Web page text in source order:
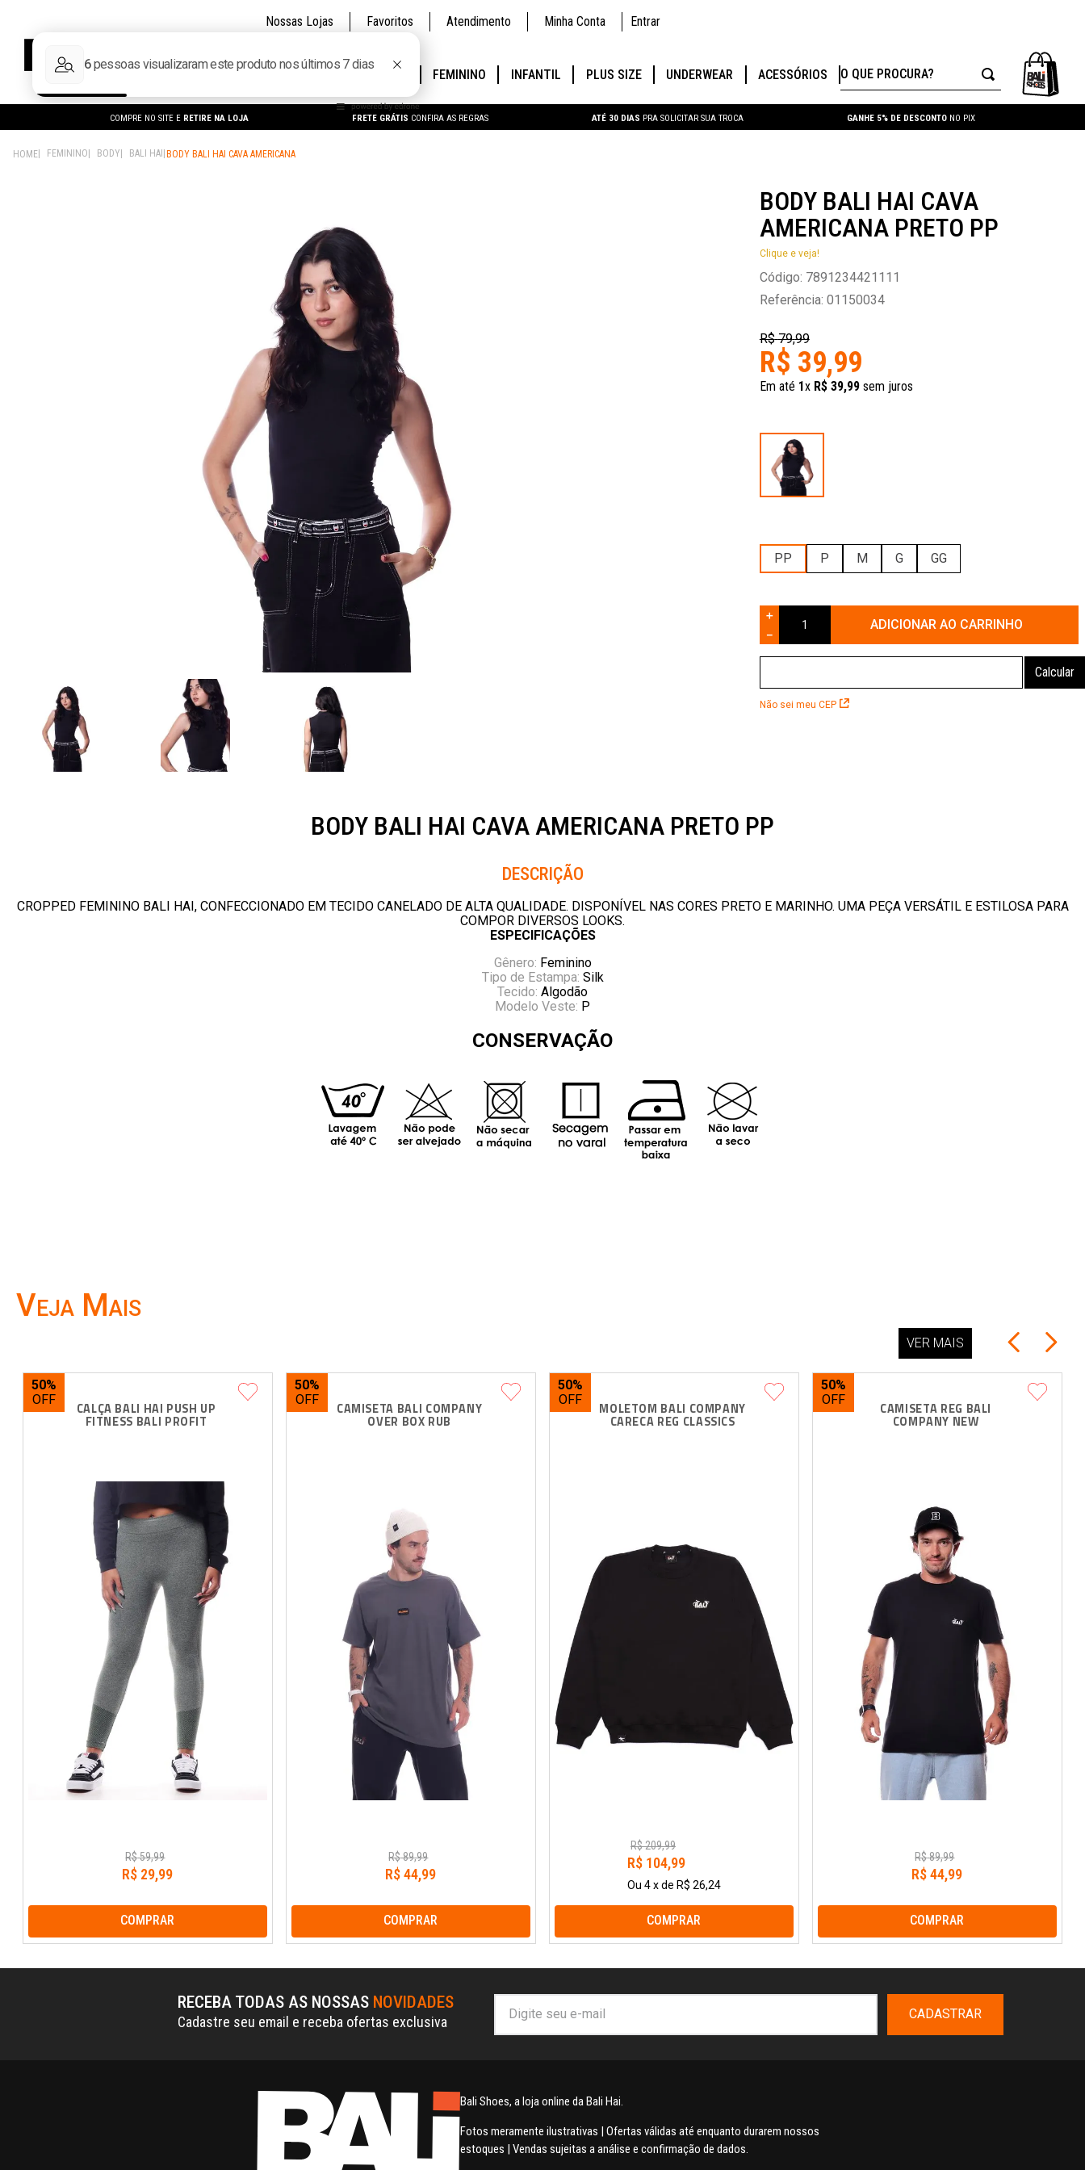
Nossas Lojas Favoritos Atendimento Minha Conta Entrar
FEMININO INFANTIL PLUS SIZE UNDERWEAR ACESSÓRIOS
O QUE PROCURA?
COMPRE NO SITE E RETIRE NA LOJA FRETE GRÁTIS CONFIRA AS REGRAS ATÉ 30 DIAS PRA SOLICITAR SUA TROCA GANHE 5% DE DESCONTO NO PIX
FEMININO BODY BALI HAI BODY BALI HAI CAVA AMERICANA
BODY BALI HAI CAVA
AMERICANA PRETO PP
Clique e veja!
Código: 7891234421111
Referência: 01150034
R$ 79,99
R$ 39,99
Em até 1x R$ 39,99sem juros
PP P M G GG
＋
－
ADICIONAR AO CARRINHO
Não sei meu CEP
BODY BALI HAI CAVA AMERICANA PRETO PP
Descrição
CROPPED FEMININO BALI HAI, CONFECCIONADO EM TECIDO CANELADO DE ALTA QUALIDADE. DISPONÍVEL NAS CORES PRETO E MARINHO. UMA PEÇA VERSÁTIL E ESTILOSA PARA
COMPOR DIVERSOS LOOKS.
ESPECIFICAÇÕES
Gênero: Feminino
Tipo de Estampa: Silk
Tecido: Algodão
Modelo Veste: P
CONSERVAÇÃO
Veja Mais
VER MAIS
CALÇA BALI HAI PUSH UP
FITNESS BALI PROFIT
50%
R$59,99
R$ 29,99
COMPRAR
CAMISETA BALI COMPANY
OVER BOX RUB
50%
R$89,99
R$ 44,99
COMPRAR
MOLETOM BALI COMPANY
CARECA REG CLASSICS
50%
R$209,99
R$ 104,99
Ou 4xde R$ 26,24
COMPRAR
CAMISETA REG BALI
COMPANY NEW
50%
R$89,99
R$ 44,99
COMPRAR
RECEBA TODAS AS NOSSAS NOVIDADES
Cadastre seu email e receba ofertas exclusiva CADASTRAR
Bali Shoes, a loja online da Bali Hai.
Fotos meramente ilustrativas | Ofertas válidas até enquanto durarem nossos
estoques | Vendas sujeitas a análise e confirmação de dados.